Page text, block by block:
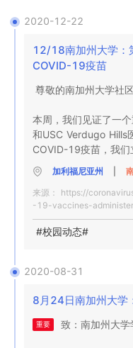
2020-12-22
12/18南加州大学：
COVID-19疫苗
尊敬的南加州大学社区
本周，我们见证了一
和USC Verdugo Hills
COVID-19疫苗，我
人员接种疫苗。
确保，存储和分发大
Medicine和大学的多
不停地工作，以确保
苗。
这一成就代表了大流
主持的 工作组将在开
加利福尼亚州
来源： https://
-19-vaccines-
#校园动态#
2020-08-31
8月24日南加州大
重要 致：南加州大学